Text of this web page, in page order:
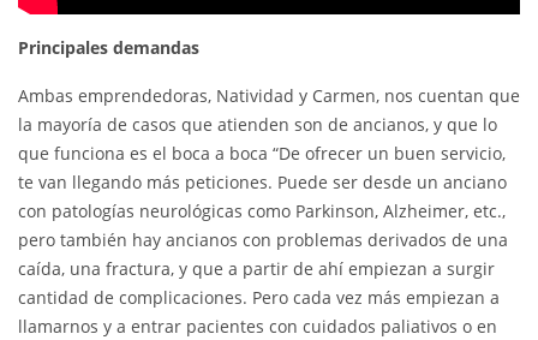
Principales demandas
Ambas emprendedoras, Natividad y Carmen, nos cuentan que
la mayoría de casos que atienden son de ancianos, y que lo
que funciona es el boca a boca “De ofrecer un buen servicio,
te van llegando más peticiones. Puede ser desde un anciano
con patologías neurológicas como Parkinson, Alzheimer, etc.,
pero también hay ancianos con problemas derivados de una
caída, una fractura, y que a partir de ahí empiezan a surgir
cantidad de complicaciones. Pero cada vez más empiezan a
llamarnos y a entrar pacientes con cuidados paliativos o en